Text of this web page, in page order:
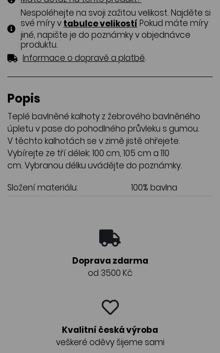
Nespoléhejte na svoji zažitou velikost. Najděte si
své míry v tabulce velikostí Pokud máte míry
jiné, napište je do poznámky v objednávce
produktu.
Informace o dopravě a platbě.
Popis
Teplé bavlněné kalhoty z žebrového bavlněného
úpletu v pase do pohodlného průvleku s gumou.
V těchto kalhotách se v zimě jistě ohřejete.
Vybírejte ze tří délek: 100 cm, 105 cm a 110
cm. Vybranou délku uvádějte do poznámky.
Složení materiálu:
100% bavlna
Doprava zdarma
od 3500 Kč
Kvalitní česká výroba
veškeré oděvy šijeme sami